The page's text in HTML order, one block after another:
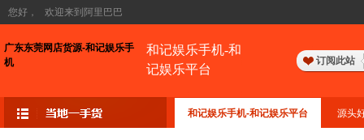
您好， 欢迎来到阿里巴巴
广东东莞网店货源-和记娱乐手
机
和记娱乐手机-和
记娱乐平台
订阅此站
和记娱乐手机-和记娱乐平台 源头